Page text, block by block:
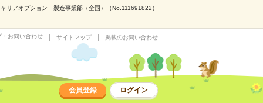
リアオプション 製造事業部（全国）（No.111691822）
・お問い合わせ サイトマップ 掲載のお問い合わせ
会員登録 ログイン